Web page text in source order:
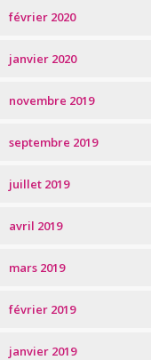
février 2020
janvier 2020
novembre 2019
septembre 2019
juillet 2019
avril 2019
mars 2019
février 2019
janvier 2019